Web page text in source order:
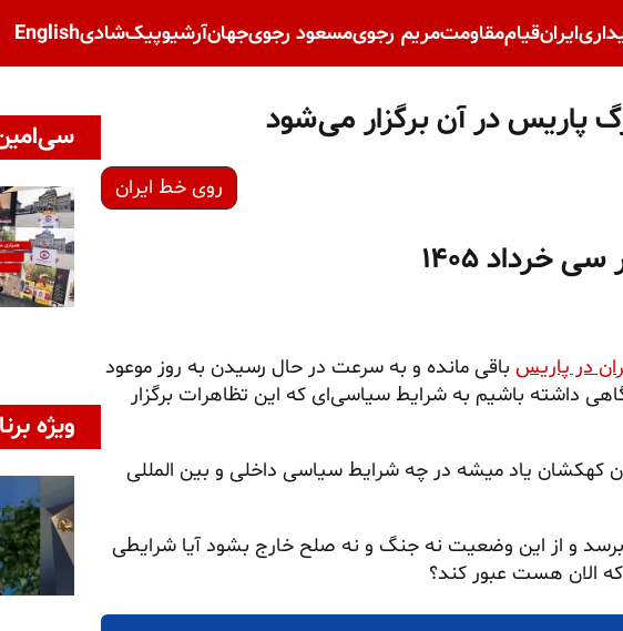
ایرانقیاممقاومتمریم رجویمسعود رجویجهانآرشیوپیک‌شادیEnglish
پاریس در آن برگزار می‌شود
روی خط ایران
خرداد ۱۴۰۵
در پاریس باقی مانده و به سرعت در حال رسیدن به روز موعود
داشته باشیم به شرایط سیاسی‌ای که این تظاهرات برگزار
کهکشان یاد میشه در چه شرایط سیاسی داخلی و بین المللی
و از این وضعیت نه جنگ و نه صلح خارج بشود آیا شرایطی
که الان هست عبور کند؟
ویژه